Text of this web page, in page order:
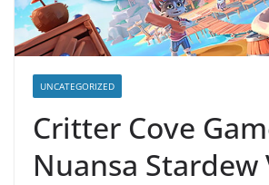
UNCATEGORIZED
Critter Cove
Nuansa Stardew